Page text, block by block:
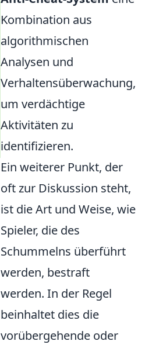
Kombination aus
algorithmischen
Analysen und
Verhaltensüberwachung,
um verdächtige
Aktivitäten zu
identifizieren.
Ein weiterer Punkt, der
oft zur Diskussion steht,
ist die Art und Weise, wie
Spieler, die des
Schummelns überführt
werden, bestraft
werden. In der Regel
beinhaltet dies die
vorübergehende oder